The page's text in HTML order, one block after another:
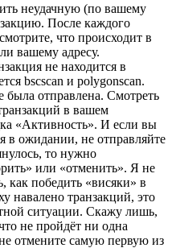
неудачную (по вашему
После каждого
что происходит в
вашему адресу.
не находится в
bscscan и polygonscan.
была отправлена. Смотреть
в вашем
«Активность». И если вы
в ожидании, не отправляйте
то нужно
или «отменить». Я не
как победить «висяки» в
навалено транзакций, это
ситуации. Скажу лишь,
не пройдёт ни одна
отмените самую первую из